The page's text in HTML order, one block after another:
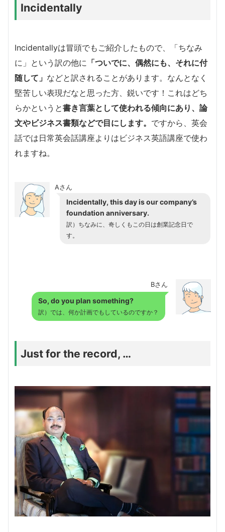
Incidentally
Incidentallyは冒頭でもご紹介したもので、「ちなみ
に」という訳の他に 「ついでに、偶然にも、それに付
随して」 などと訳されることがあります。なんとなく
堅苦しい表現だなと思った方、鋭いです！これはどち
らかというと書き言葉として使われる傾向にあり、論
文やビジネス書類などで目にします。 ですから、英会
話では日常英会話講座よりはビジネス英語講座で使わ
れますね。
Aさん
Incidentally, this day is our company’s
foundation anniversary.
訳）ちなみに、奇しくもこの日は創業記念日で
す。
Bさん
So, do you plan something?
訳）では、何か計画でもしているのですか？
Just for the record, …